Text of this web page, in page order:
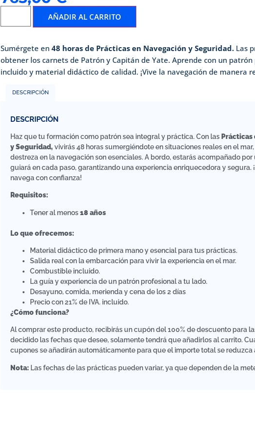
AÑADIR AL CARRITO
Sumérgete en48 horas de Prácticas en Navegación y Seguridad. Las
obtener los carnets de Patrón y Capitán de Yate. Aprende con un
incluido y material didáctico de calidad. ¡Vive la navegación de manera
DESCRIPCIÓN
DESCRIPCIÓN
Haz que tu formación como patrón sea integral y práctica. Con las Prácticas
y Seguridad, vivirás 48 horas sumergiéndote en situaciones reales en el
destreza en la navegación son esenciales. A bordo, estarás acompañado
guiará en cada paso, garantizando una experiencia enriquecedora y
navega con confianza!
Requisitos:
Tener al menos18 años
Lo que ofrecemos:
Material didáctico de primera mano y esencial para tus prácticas.
Salida real con la embarcación para vivir la experiencia en el mar.
Combustible incluido.
La guía y experiencia de un patrón profesional a tu lado.
Desayuno, comida, merienda y cena de los 2 días
Precio con 21% de IVA. incluido.
¿Cómo funciona?
Al comprar este producto, recibirás un cupón del 100% de descuento para
decidido las fechas que desee, solamente tendrá que añadirlos al carrito.
cupones se añadirán automáticamente para que el importe total se reduzca
Nota: Las fechas de las prácticas pueden variar, ya que dependen de la